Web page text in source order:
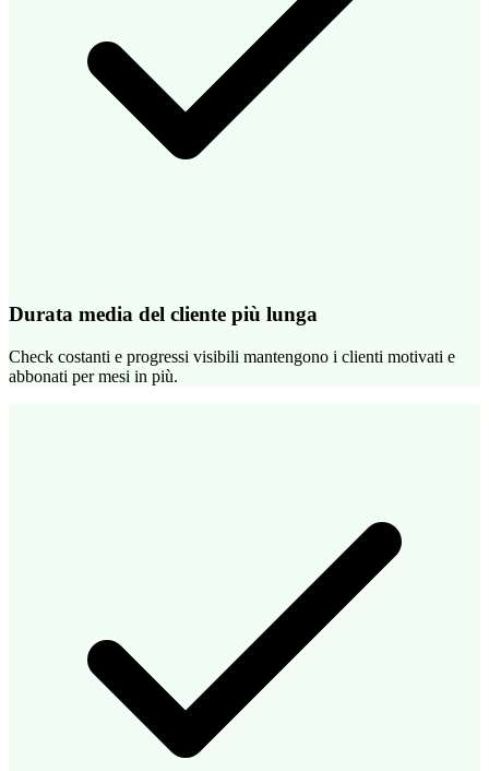
Durata media del cliente più lunga
Check costanti e progressi visibili mantengono i clienti motivati e
abbonati per mesi in più.